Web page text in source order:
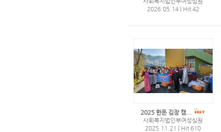
2026.05.14
Hit 42
2025 한돈 김장 캠...
사회복지법인부여성심원
2025.11.21
Hit 610